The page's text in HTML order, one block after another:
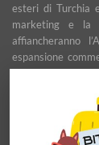
esteri di Turchia
marketing e la
affiancheranno
espansione
garantire uno